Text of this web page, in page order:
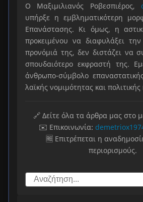
Ο Μαξιμιλιανός Ροβεσπιέρος,
υπήρξε η εμβληματικότερη
Επανάστασης. Κι όμως, η
προκειμένου να διαφυλάξει
προνόμιά της, δεν διστάζει να
σπουδαιότερο εκφραστή της.
άνθρωπο-σύμβολο
λαϊκής νομιμότητας και πολιτικής
🔗 Δείτε όλα τα άρθρα μας στο
✉️ Επικοινωνία:
🆓 Επιτρέπεται η
περιορισμούς.